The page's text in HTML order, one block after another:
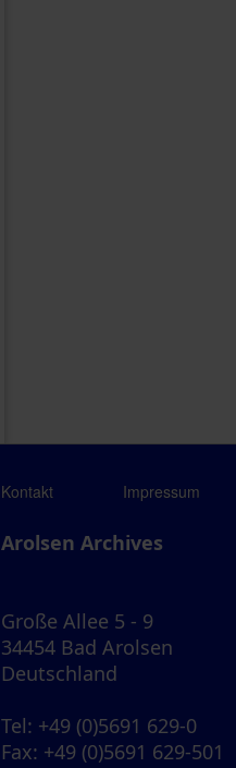
Kontakt Impressum
Arolsen Archives
Große Allee 5 - 9
34454 Bad Arolsen
Deutschland
Tel: +49 (0)5691 629-0
Fax: +49 (0)5691 629-501